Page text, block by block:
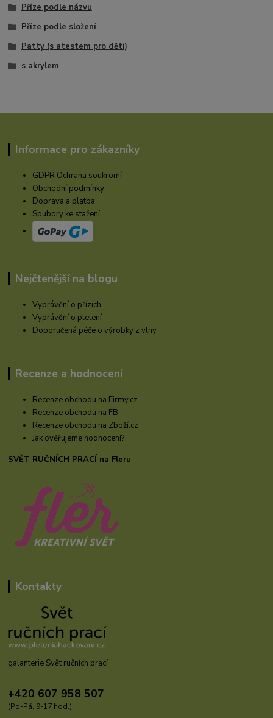
Příze podle názvu
Příze podle složení
Patty (s atestem pro děti)
s akrylem
Informace pro zákazníky
GDPR Ochrana soukromí
Obchodní podmínky
Doprava a platba
Soubory ke stažení
Nejčtenější na blogu
Vyprávění o přízích
Vyprávění o pletení
Doporučená péče o výrobky z vlny
Recenze a hodnocení
Recenze obchodu na Firmy.cz
Recenze obchodu na FB
Recenze obchodu na Zboží.cz
Jak ověřujeme hodnocení?
SVĚT RUČNÍCH PRACÍ na Fleru
Kontakty
galanterie Svět ručních prací
+420 607 958 507
(Po-Pá, 9-17 hod.)